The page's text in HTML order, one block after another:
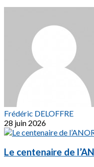
Frédéric DELOFFRE
28 juin 2026
Le centenaire de